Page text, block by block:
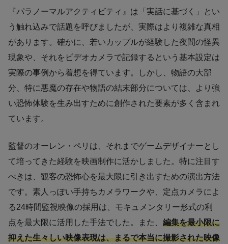
『パラノーマルアクティビティ』は「実話に基づく」とい
う触れ込みで話題を呼びましたが、実際はより複雑な真相
があります。確かに、若いカップルが経験した夜間の怪異
現象や、それをビデオカメラで記録するという基本設定は
実際の事例から着想を得ています。しかし、物語の大部
分、特に悪魔の存在や物語の結末部分については、より強
い恐怖体験を生み出すために創作された要素が多く含まれ
ています。
監督のオーレン・ペリは、それまでゲームデザイナーとし
て培ってきた経験を映画制作に活かしました。特に注目す
べきは、観客の恐怖心を最大限に引き出すための演出方法
です。素人っぽい手持ちカメラワークや、定点カメラによ
る24時間監視映像の採用は、モキュメンタリー形式の利
点を最大限に活用した手法でした。また、 編集を最小限に
抑えた生々しい映像表現は、まるで本当に撮影された映像